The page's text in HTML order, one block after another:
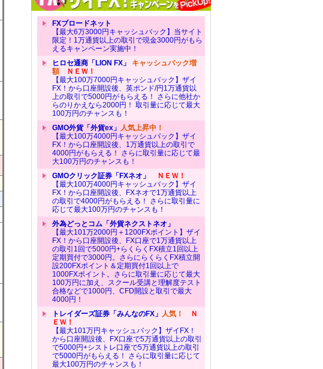
FXブロードネット
【最大6万3000円キャッシュバック】当サイト
限定！1万通貨以上の取引で現金3000円がもら
えるキャンペーン実施中！
ヒロセ通商「LION FX」 キャッシュバック増
額ＮＥＷ！
【最大100万7000円キャッシュバック】ザイ
FX！から口座開設後、英ポンド/円1万通貨以
上の取引で5000円がもらえる！ さらに他社か
らのりかえなら2000円！ 取引量に応じて最大
100万円のチャンスも！
GMO外貨「外貨ex」 人気上昇中！
【最大100万4000円キャッシュバック】ザイ
FX！から口座開設後、1万通貨以上の取引で
4000円がもらえる！ さらに取引量に応じて最
大100万円のチャンスも！
GMOクリック証券「FXネオ」
ＮＥＷ！
【最大100万4000円キャッシュバック】ザイ
FX！から口座開設後、FXネオで1万通貨以上
の取引で4000円がもらえる！ さらに取引量に
応じて最大100万円のチャンスも！
外為どっとコム「外貨ネクストネオ」
【最大101万2000円＋1200FXポイント】ザイ
FX！から口座開設後、FX口座で1万通貨以上
の取引1回で5000円+らくらくFX積立1回以上
定期買付で3000円。さらにらくらくFX積立開
設200FXポイント＆定期買付1回以上で
1000FXポイント。さらに取引量に応じて最大
100万円に加え、スクール受講と理解度テスト
合格などで1000円、CFD開設と取引で最大
4000円！
トレイダーズ証券「みんなのFX」 人気！
Ｎ
ＥＷ！
【最大101万円キャッシュバック】ザイFX！
から口座開設後、FX口座で5万通貨以上の取引
で5000円+シストレ口座で5万通貨以上の取引
で5000円がもらえる！ さらに取引量に応じて
最大100万円のチャンスも！